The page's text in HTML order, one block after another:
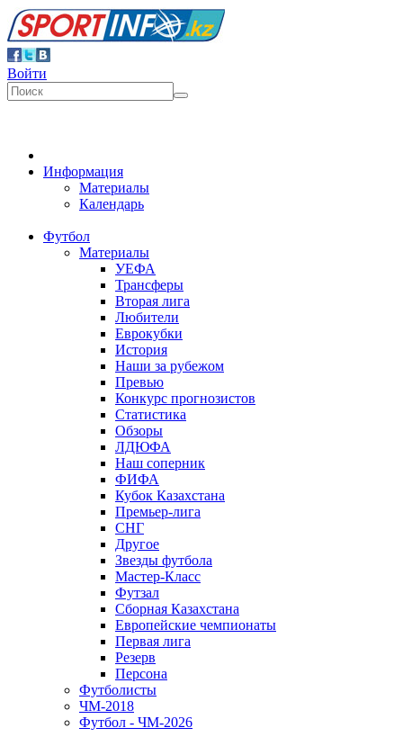
Войти
Информация
Материалы
Календарь
Футбол
Материалы
УЕФА
Трансферы
Вторая лига
Любители
Еврокубки
История
Наши за рубежом
Превью
Конкурс прогнозистов
Статистика
Обзоры
ЛДЮФА
Наш соперник
ФИФА
Кубок Казахстана
Премьер-лига
СНГ
Другое
Звезды футбола
Мастер-Класс
Футзал
Сборная Казахстана
Европейские чемпионаты
Первая лига
Резерв
Персона
Футболисты
ЧМ-2018
Футбол - ЧМ-2026